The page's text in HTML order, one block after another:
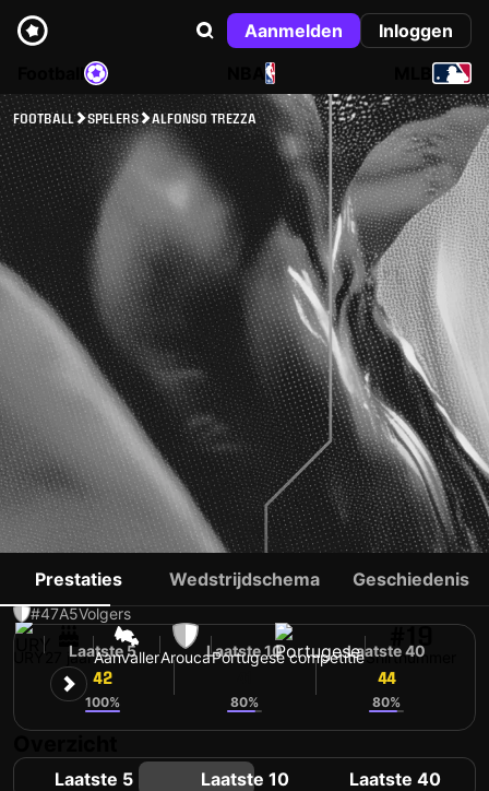
Aanmelden
Inloggen
NBA
FOOTBALL SPELERS ALFONSO TREZZA
ALFONSO TREZZA
#47A5Volgers
27 jaarAanvallerAroucaPortugese competitieShirtnummer
Prestaties Wedstrijdschema Geschiedenis
Laatste 5
42
100%
Laatste 10
80%
Laatste 40
44
80%
Laatste 5 Laatste 10 Laatste 40